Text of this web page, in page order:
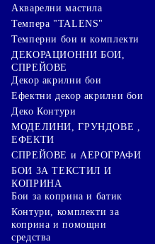
Акварелни мастила
Темпера "TALENS"
Темперни бои и комплекти
ДЕКОРАЦИОННИ БОИ,
СПРЕЙОВЕ
Декор акрилни бои
Ефектни декор акрилни бои
Деко Контури
МОДЕЛИНИ, ГРУНДОВЕ ,
ЕФЕКТИ
СПРЕЙОВЕ и АЕРОГРАФИ
БОИ ЗА ТЕКСТИЛ И
КОПРИНА
Бои за коприна и батик
Контури, комплекти за
коприна и помощни
средства